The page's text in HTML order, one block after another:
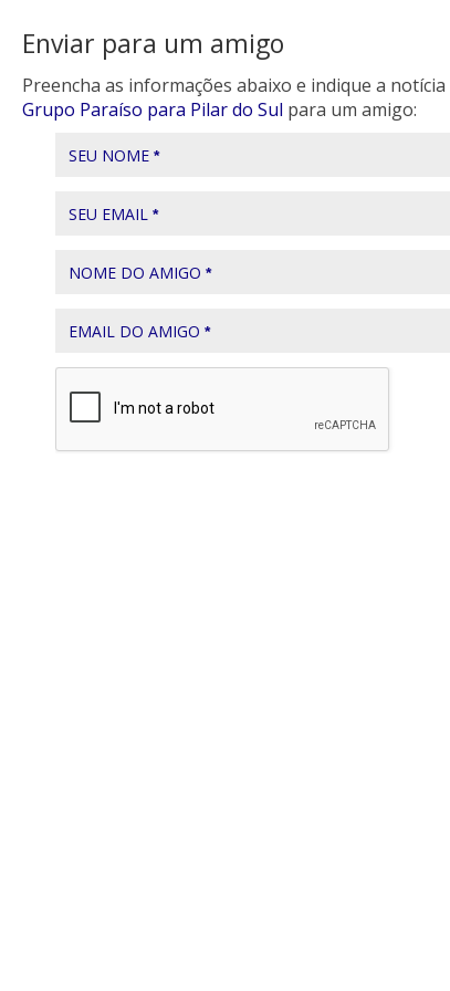
Enviar para um amigo
Preencha as informações abaixo e indique a notícia
Grupo Paraíso para Pilar do Sul para um amigo:
SEU NOME *
SEU EMAIL *
NOME DO AMIGO *
EMAIL DO AMIGO *